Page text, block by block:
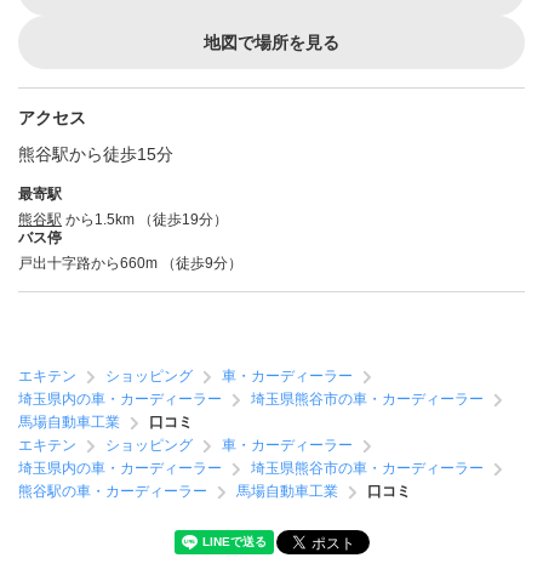
地図で場所を見る
アクセス
熊谷駅から徒歩15分
最寄駅
熊谷駅 から1.5km （徒歩19分）
バス停
戸出十字路から660m （徒歩9分）
エキテン ショッピング
車・カーディーラー
埼玉県内の車・カーディーラー
埼玉県熊谷市の車・カーディーラー
馬場自動車工業
口コミ
エキテン
ショッピング
車・カーディーラー
埼玉県内の車・カーディーラー
埼玉県熊谷市の車・カーディーラー
熊谷駅の車・カーディーラー
馬場自動車工業 口コミ